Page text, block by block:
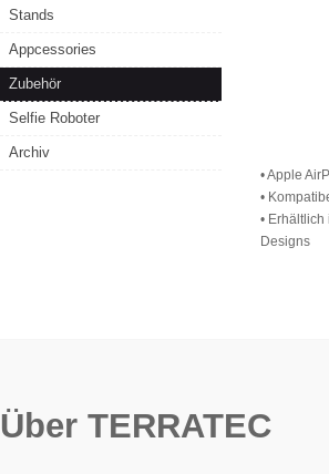
Stands
Appcessories
Zubehör
Selfie Roboter
Archiv
• Apple
•
•
Designs
Über TERRATEC